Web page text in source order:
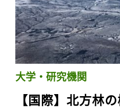
大学・研究機関
【国際】北方林